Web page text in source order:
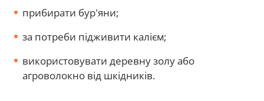
прибирати бур'яни;
за потреби підживити калієм;
використовувати деревну золу або
агроволокно від шкідників.